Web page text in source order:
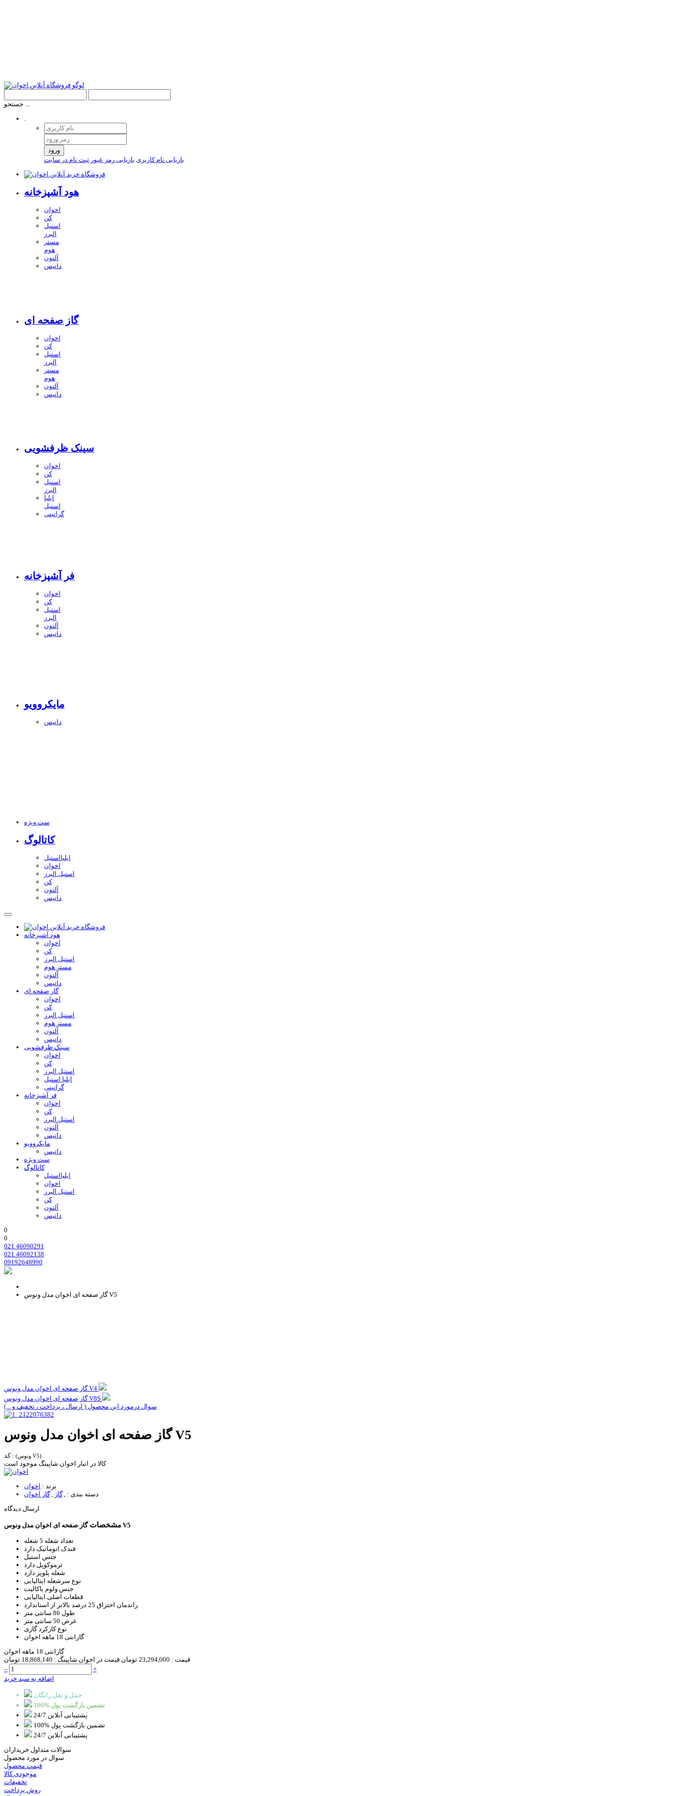
جستجو ...
.
ورود
بازیابی نام کاربری بازیابی رمز عبور ثبت نام در سایت
هود آشپزخانه
اخوان
کن
استیل
البرز
مستر
هوم
آلتون
داتیس
گاز صفحه ای
اخوان
کن
استیل
البرز
مستر
هوم
آلتون
داتیس
سینک ظرفشویی
اخوان
کن
استیل
البرز
ایلیا
استیل
گرانیتی
فر آشپزخانه
اخوان
کن
استیل
البرز
آلتون
داتیس
مایکروویو
داتیس
ست ویژه
کاتالوگ
ایلیااستیل
اخوان
استیل البرز
کن
آلتون
داتیس
هود آشپزخانه
اخوان
کن
استیل البرز
مستر هوم
آلتون
داتیس
گاز صفحه ای
اخوان
کن
استیل البرز
مستر هوم
آلتون
داتیس
سینک ظرفشویی
اخوان
کن
استیل البرز
ایلیا استیل
گرانیتی
فر آشپزخانه
اخوان
کن
استیل البرز
آلتون
داتیس
مایکروویو
داتیس
ست ویژه
کاتالوگ
ایلیااستیل
اخوان
استیل البرز
کن
آلتون
داتیس
0
0
021 46090291
021 46092138
09192648990
گاز صفحه ای اخوان مدل ونوس V5
گاز صفحه ای اخوان مدل ونوس V4
گاز صفحه ای اخوان مدل ونوس V8S
سوال درمورد این محصول ( ارسال ، پرداخت ، تخفیف و ...)
گاز صفحه ای اخوان مدل ونوس V5
کد : (ونوس V5)
کالا در انبار اخوان شاپینگ موجود است
برند : اخوان
دسته بندی : ,گاز ,گاز اخوان
ارسال دیدگاه
مشخصات گاز صفحه ای اخوان مدل ونوس V5
تعداد شعله 5 شعله
فندک اتوماتیک دارد
جنس استیل
ترموکوپل دارد
شعله پلوپز دارد
نوع سرشعله ایتالیایی
جنس ولوم باکالیت
قطعات اصلی ایتالیایی
راندمان احتراق 25 درصد بالاتر از استاندارد
طول 86 سانتی متر
عرض 50 سانتی متر
نوع کارکردگازی
گارانتی 18 ماهه اخوان
گارانتی 18 ماهه اخوان
قیمت : 23,294,000 تومان قیمت در اخوان شاپینگ : 18,868,140 تومان
–
+
اضافه به سبد خرید
حمل و نقل رایگان
100% تضمین بازگشت پول
پشتیبانی آنلاین 24/7
100% تضمین بازگشت پول
پشتیبانی آنلاین 24/7
سوالات متداول خریداران
سوال در مورد محصول
قیمت محصول
موجودی کالا
تخفیفات
روش پرداخت